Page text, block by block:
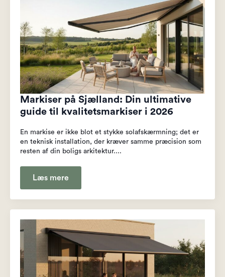
Markiser på Sjælland: Din ultimative
guide til kvalitetsmarkiser i 2026
En markise er ikke blot et stykke solafskærmning; det er
en teknisk installation, der kræver samme præcision som
resten af din boligs arkitektur....
Læs mere